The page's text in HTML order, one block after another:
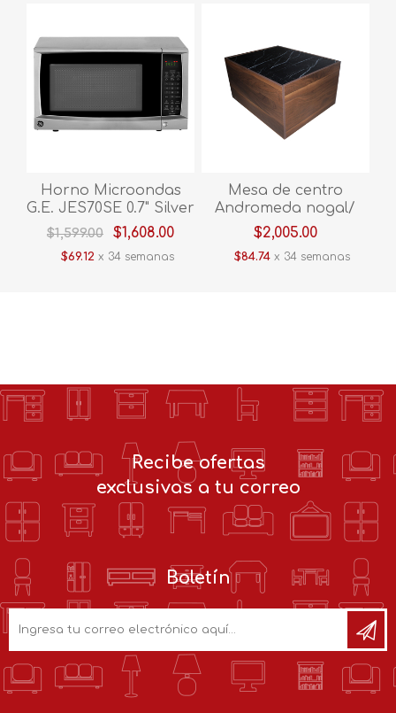
Horno Microondas
G.E. JES70SE 0.7" Silver
$1,599.00 $1,608.00
$69.12 x 34 semanas
Mesa de centro
Andromeda nogal/
marmol negro
$2,005.00
$84.74x 34 semanas
Recibe ofertas
exclusivas a tu correo
Boletín